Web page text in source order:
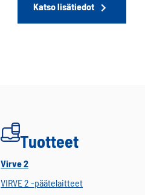
Katso lisätiedot
Tuotteet
Virve 2
VIRVE 2 -päätelaitteet